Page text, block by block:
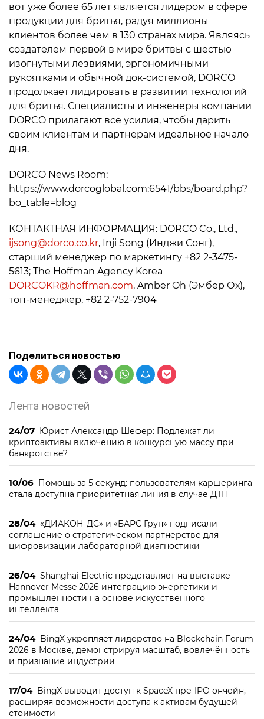
вот уже более 65 лет является лидером в сфере
продукции для бритья, радуя миллионы
клиентов более чем в 130 странах мира. Являясь
создателем первой в мире бритвы с шестью
изогнутыми лезвиями, эргономичными
рукоятками и обычной док-системой, DORCO
продолжает лидировать в развитии технологий
для бритья. Специалисты и инженеры компании
DORCO прилагают все усилия, чтобы дарить
своим клиентам и партнерам идеальное начало
дня.
DORCO News Room:
https://www.dorcoglobal.com:6541/bbs/board.php?
bo_table=blog
КОНТАКТНАЯ ИНФОРМАЦИЯ: DORCO Co., Ltd.,
ijsong@dorco.co.kr, Inji Song (Инджи Сонг),
старший менеджер по маркетингу +82 2-3475-
5613; The Hoffman Agency Korea
DORCOKR@hoffman.com, Amber Oh (Эмбер Ох),
топ-менеджер, +82 2-752-7904
Поделиться новостью
Лента новостей
24/07 Юрист Александр Шефер: Подлежат ли
криптоактивы включению в конкурсную массу при
банкротстве?
10/06 Помощь за 5 секунд: пользователям каршеринга
стала доступна приоритетная линия в случае ДТП
28/04 «ДИАКОН-ДС» и «БАРС Груп» подписали
соглашение о стратегическом партнерстве для
цифровизации лабораторной диагностики
26/04 Shanghai Electric представляет на выставке
Hannover Messe 2026 интеграцию энергетики и
промышленности на основе искусственного
интеллекта
24/04 BingX укрепляет лидерство на Blockchain Forum
2026 в Москве, демонстрируя масштаб, вовлечённость
и признание индустрии
17/04 BingX выводит доступ к SpaceX пре-IPO ончейн,
расширяя возможности доступа к активам будущей
стоимости